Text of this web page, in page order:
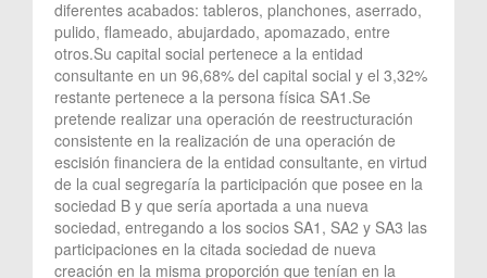
diferentes acabados: tableros, planchones, aserrado,
pulido, flameado, abujardado, apomazado, entre
otros.Su capital social pertenece a la entidad
consultante en un 96,68% del capital social y el 3,32%
restante pertenece a la persona física SA1.Se
pretende realizar una operación de reestructuración
consistente en la realización de una operación de
escisión financiera de la entidad consultante, en virtud
de la cual segregaría la participación que posee en la
sociedad B y que sería aportada a una nueva
sociedad, entregando a los socios SA1, SA2 y SA3 las
participaciones en la citada sociedad de nueva
creación en la misma proporción que tenían en la